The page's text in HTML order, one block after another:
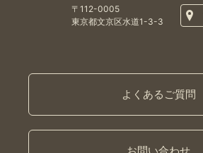
〒112-0005
東京都文京区水道1-3-3
よくあるご質問